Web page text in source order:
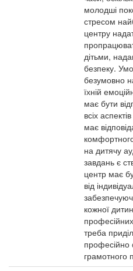
молодші
стресом
центру
дітьми,
безпеку.
безумовно
їхній
має бути
всіх
має
на дитячу
завдань є
центр має
від
кожної
професійних
треба
професійно
грамотного